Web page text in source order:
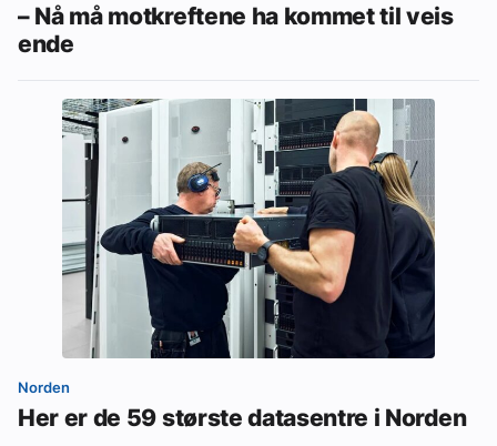
– Nå må motkreftene ha kommet til veis
ende
Norden
Her er de 59 største datasentre i Norden